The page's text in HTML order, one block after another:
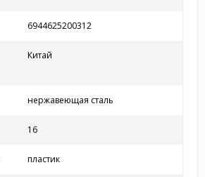
6944625200312
Китай
нержавеющая сталь
16
пластик